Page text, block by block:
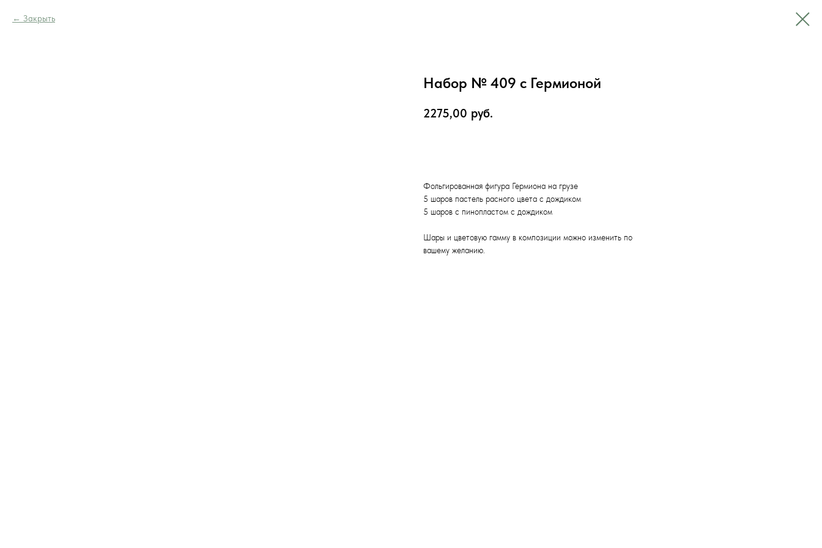
Закрыть
Набор № 409 с Гермионой
2275,00 руб.
Фольгированная фигура Гермиона на грузе
5 шаров пастель расного цвета с дождиком
5 шаров с пинопластом с дождиком
Шары и цветовую гамму в композиции можно изменить по
вашему желанию.